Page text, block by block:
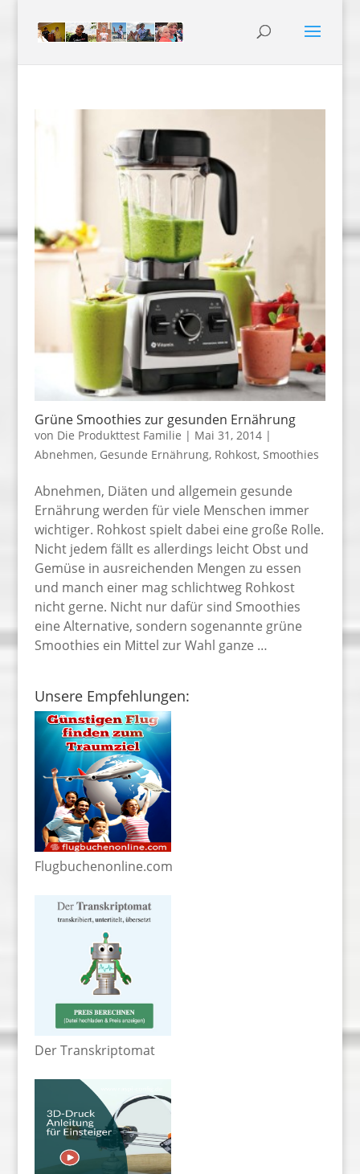
Grüne Smoothies zur gesunden Ernährung
von Die Produkttest Familie | Mai 31, 2014|
Abnehmen, Gesunde Ernährung, Rohkost, Smoothies
Abnehmen, Diäten und allgemein gesunde
Ernährung werden für viele Menschen immer
wichtiger. Rohkost spielt dabei eine große Rolle.
Nicht jedem fällt es allerdings leicht Obst und
Gemüse in ausreichenden Mengen zu essen
und manch einer mag schlichtweg Rohkost
nicht gerne. Nicht nur dafür sind Smoothies
eine Alternative, sondern sogenannte grüne
Smoothies ein Mittel zur Wahl ganze …
Unsere Empfehlungen:
Flugbuchenonline.com
Der Transkriptomat